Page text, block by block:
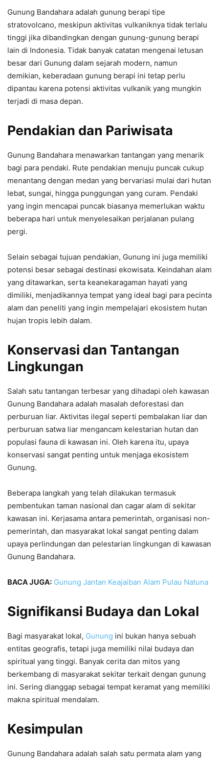
Gunung Bandahara adalah gunung berapi tipe
stratovolcano, meskipun aktivitas vulkaniknya tidak terlalu
tinggi jika dibandingkan dengan gunung-gunung berapi
lain di Indonesia. Tidak banyak catatan mengenai letusan
besar dari Gunung dalam sejarah modern, namun
demikian, keberadaan gunung berapi ini tetap perlu
dipantau karena potensi aktivitas vulkanik yang mungkin
terjadi di masa depan.
Pendakian dan Pariwisata
Gunung Bandahara menawarkan tantangan yang menarik
bagi para pendaki. Rute pendakian menuju puncak cukup
menantang dengan medan yang bervariasi mulai dari hutan
lebat, sungai, hingga punggungan yang curam. Pendaki
yang ingin mencapai puncak biasanya memerlukan waktu
beberapa hari untuk menyelesaikan perjalanan pulang
pergi.
Selain sebagai tujuan pendakian, Gunung ini juga memiliki
potensi besar sebagai destinasi ekowisata. Keindahan alam
yang ditawarkan, serta keanekaragaman hayati yang
dimiliki, menjadikannya tempat yang ideal bagi para pecinta
alam dan peneliti yang ingin mempelajari ekosistem hutan
hujan tropis lebih dalam.
Konservasi dan Tantangan
Lingkungan
Salah satu tantangan terbesar yang dihadapi oleh kawasan
Gunung Bandahara adalah masalah deforestasi dan
perburuan liar. Aktivitas ilegal seperti pembalakan liar dan
perburuan satwa liar mengancam kelestarian hutan dan
populasi fauna di kawasan ini. Oleh karena itu, upaya
konservasi sangat penting untuk menjaga ekosistem
Gunung.
Beberapa langkah yang telah dilakukan termasuk
pembentukan taman nasional dan cagar alam di sekitar
kawasan ini. Kerjasama antara pemerintah, organisasi non-
pemerintah, dan masyarakat lokal sangat penting dalam
upaya perlindungan dan pelestarian lingkungan di kawasan
Gunung Bandahara.
BACA JUGA: Gunung Jantan Keajaiban Alam Pulau Natuna
Signifikansi Budaya dan Lokal
Bagi masyarakat lokal, Gunung ini bukan hanya sebuah
entitas geografis, tetapi juga memiliki nilai budaya dan
spiritual yang tinggi. Banyak cerita dan mitos yang
berkembang di masyarakat sekitar terkait dengan gunung
ini. Sering dianggap sebagai tempat keramat yang memiliki
makna spiritual mendalam.
Kesimpulan
Gunung Bandahara adalah salah satu permata alam yang